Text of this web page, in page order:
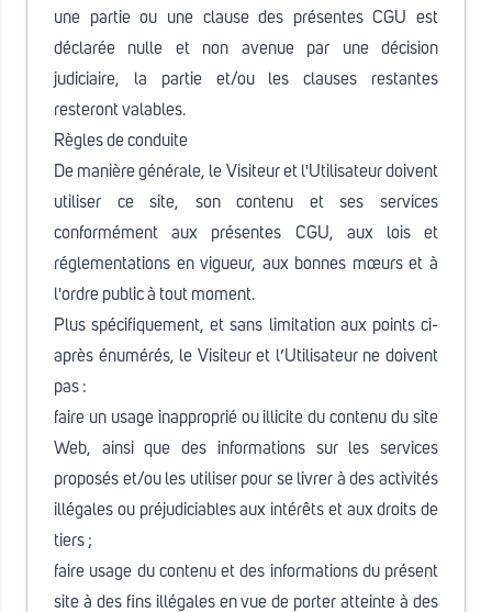
une partie ou une clause des présentes CGU est
déclarée nulle et non avenue par une décision
judiciaire, la partie et/ou les clauses restantes
resteront valables.
Règles de conduite
De manière générale, le Visiteur et l'Utilisateur doivent
utiliser ce site, son contenu et ses services
conformément aux présentes CGU, aux lois et
réglementations en vigueur, aux bonnes mœurs et à
l'ordre public à tout moment.
Plus spécifiquement, et sans limitation aux points ci-
après énumérés, le Visiteur et l’Utilisateur ne doivent
pas :
faire un usage inapproprié ou illicite du contenu du site
Web, ainsi que des informations sur les services
proposés et/ou les utiliser pour se livrer à des activités
illégales ou préjudiciables aux intérêts et aux droits de
tiers ;
faire usage du contenu et des informations du présent
site à des fins illégales en vue de porter atteinte à des